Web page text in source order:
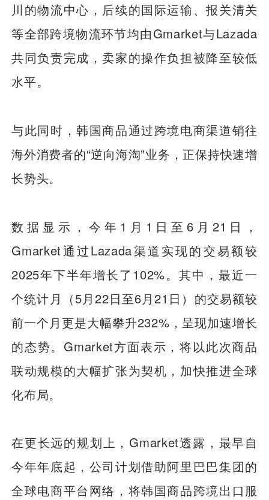
川的物流中心，后续的国际运输、报关清关
等全部跨境物流环节均由Gmarket与Lazada
共同负责完成，卖家的操作负担被降至较低
水平。
与此同时，韩国商品通过跨境电商渠道销往
海外消费者的“逆向海淘”业务，正保持快速增
长势头。
数据显示，今年1月1日至6月21日，
Gmarket通过Lazada渠道实现的交易额较
2025年下半年增长了102%。其中，最近一
个统计月（5月22日至6月21日）的交易额较
前一个月更是大幅攀升232%，呈现加速增长
的态势。Gmarket方面表示，将以此次商品
联动规模的大幅扩张为契机，加快推进全球
化布局。
在更长远的规划上，Gmarket透露，最早自
今年年底起，公司计划借助阿里巴巴集团的
全球电商平台网络，将韩国商品跨境出口服